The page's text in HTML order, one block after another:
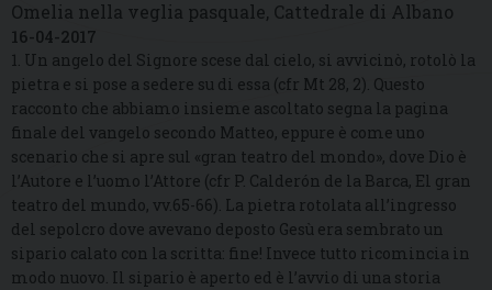
Omelia nella veglia pasquale, Cattedrale di Albano
16-04-2017
1. Un angelo del Signore scese dal cielo, si avvicinò, rotolò la
pietra e si pose a sedere su di essa (cfr Mt 28, 2). Questo
racconto che abbiamo insieme ascoltato segna la pagina
finale del vangelo secondo Matteo, eppure è come uno
scenario che si apre sul «gran teatro del mondo», dove Dio è
l’Autore e l’uomo l’Attore (cfr P. Calderón de la Barca, El gran
teatro del mundo, vv.65-66). La pietra rotolata all’ingresso
del sepolcro dove avevano deposto Gesù era sembrato un
sipario calato con la scritta: fine! Invece tutto ricomincia in
modo nuovo. Il sipario è aperto ed è l’avvio di una storia